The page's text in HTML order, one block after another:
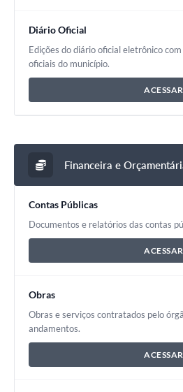
Diário Oficial
Edições do diário oficial eletrônico
oficiais do município.
ACESSAR
Financeira e
Contas Públicas
Documentos e relatórios das contas
ACESSAR
Obras
Obras e serviços contratados pelo
andamentos.
ACESSAR